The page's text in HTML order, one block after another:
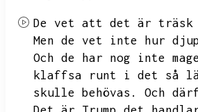
De vet att det är
Men de vet inte hur
Och de har nog inte
klaffsa runt i det så
skulle behövas.
Och